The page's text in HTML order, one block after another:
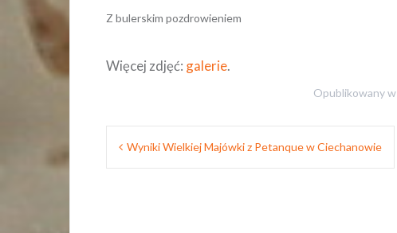
Z bulerskim pozdrowieniem
Więcej zdjęć: galerie.
Opublikowany w
Nawigacja
wpisu
Wyniki Wielkiej Majówki z Petanque w Ciechanowie